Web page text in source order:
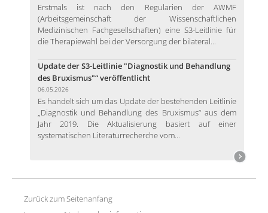
Erstmals ist nach den Regularien der AWMF
(Arbeitsgemeinschaft der Wissenschaftlichen
Medizinischen Fachgesellschaften) eine S3-Leitlinie für
die Therapiewahl bei der Versorgung der bilateral...
Update der S3-Leitlinie "Diagnostik und Behandlung
des Bruxismus"“ veröffentlicht
06.05.2026
Es handelt sich um das Update der bestehenden Leitlinie
„Diagnostik und Behandlung des Bruxismus“ aus dem
Jahr 2019. Die Aktualisierung basiert auf einer
systematischen Literaturrecherche vom...
Zurück zum Seitenanfang